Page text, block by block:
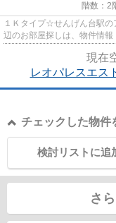
階数：2
１Ｋタイプ☆せんげん台駅
辺のお部屋探しは、物件情
現在
レオパレスエス
チェックした物件
検討リストに追
さ